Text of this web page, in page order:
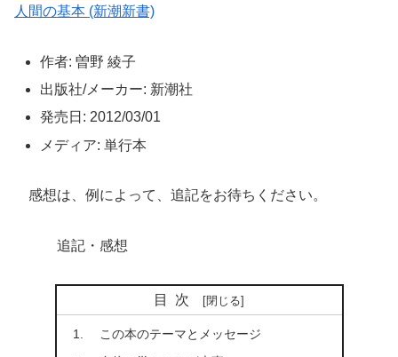
人間の基本 (新潮新書)
作者: 曽野 綾子
出版社/メーカー: 新潮社
発売日: 2012/03/01
メディア: 単行本
感想は、例によって、追記をお待ちください。
追記・感想
目次
この本のテーマとメッセージ